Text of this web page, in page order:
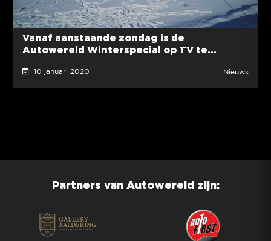
Vanaf aanstaande zondag is de
Autowereld Winterspecial op TV te...
10 januari 2020 Nieuws
Partners van Autowereld zijn: